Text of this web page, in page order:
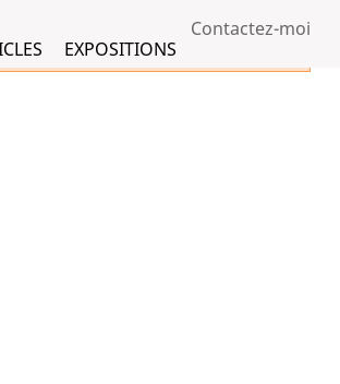
Contactez-moi
EXPOSITIONS